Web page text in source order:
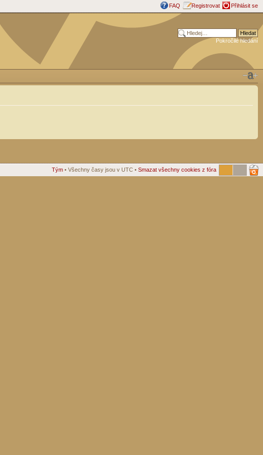
FAQ Registrovat Přihlásit se
Pokročilé hledání
Tým • Všechny časy jsou v UTC • Smazat všechny cookies z fóra